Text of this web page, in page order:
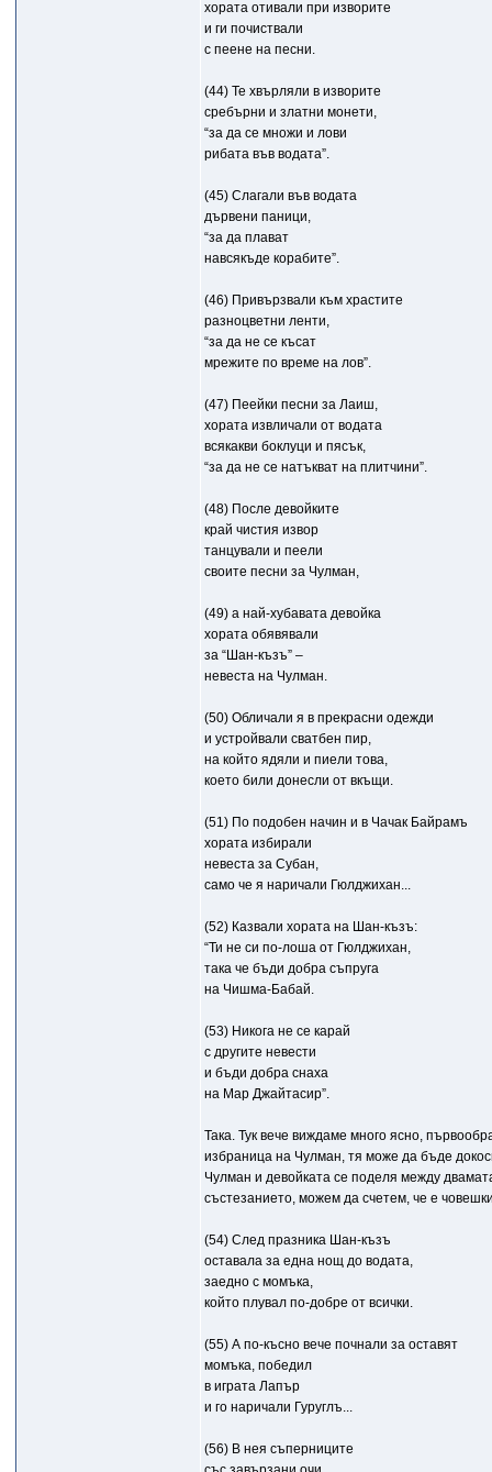
хората отивали при изворите
и ги почиствали
с пеене на песни.
(44) Те хвърляли в изворите
сребърни и златни монети,
“за да се множи и лови
рибата във водата”.
(45) Слагали във водата
дървени паници,
“за да плават
навсякъде корабите”.
(46) Привързвали към храстите
разноцветни ленти,
“за да не се късат
мрежите по време на лов”.
(47) Пеейки песни за Лаиш,
хората извличали от водата
всякакви боклуци и пясък,
“за да не се натъкват на плитчини”.
(48) После девойките
край чистия извор
танцували и пеели
своите песни за Чулман,
(49) а най-хубавата девойка
хората обявявали
за “Шан-къзъ” –
невеста на Чулман.
(50) Обличали я в прекрасни одежди
и устройвали сватбен пир,
на който ядяли и пиели това,
което били донесли от вкъщи.
(51) По подобен начин и в Чачак Байрамъ
хората избирали
невеста за Субан,
само че я наричали Гюлджихан...
(52) Казвали хората на Шан-къзъ:
“Ти не си по-лоша от Гюлджихан,
така че бъди добра съпруга
на Чишма-Бабай.
(53) Никога не се карай
с другите невести
и бъди добра снаха
на Мар Джайтасир”.
Така. Тук вече виждаме много ясно,
избраница на Чулман, тя може да бъде
Чулман и девойката се поделя между
състезанието, можем да счетем, че е
(54) След празника Шан-къзъ
оставала за една нощ до водата,
заедно с момъка,
който плувал по-добре от всички.
(55) А по-късно вече почнали за оставят
момъка, победил
в играта Лапър
и го наричали Гуруглъ...
(56) В нея съперниците